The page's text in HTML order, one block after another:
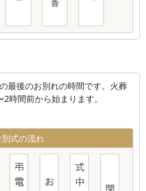
最後のお別れの時間です。火葬
2時間前から始まります。
式の流れ